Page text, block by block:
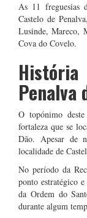
As 11 freguesias
Castelo de
Lusinde, Mareco,
Cova do Covelo.
Penalva
O topónimo
fortaleza que se
Dão. Apesar de
localidade de
No período da
ponto estratégico
da Ordem do
durante algum